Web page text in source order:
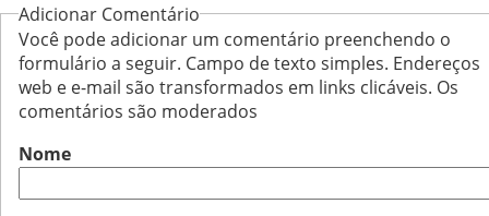
Adicionar Comentário
Você pode adicionar um comentário preenchendo o
formulário a seguir. Campo de texto simples. Endereços
web e e-mail são transformados em links clicáveis. Os
comentários são moderados
Nome